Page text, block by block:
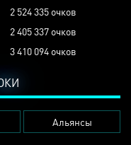
2 524 335 очков
2 405 337 очков
3 410 094 очков
Альянсы